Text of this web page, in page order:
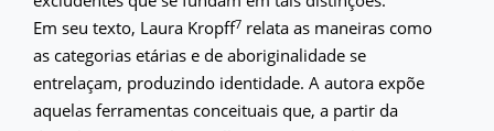
Em seu texto, Laura Kropff7 relata as maneiras como
as categorias etárias e de aboriginalidade se
entrelaçam, produzindo identidade. A autora expõe
aquelas ferramentas conceituais que, a partir da